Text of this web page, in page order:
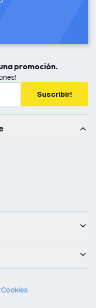
promoción.
Suscribir!
Cookies